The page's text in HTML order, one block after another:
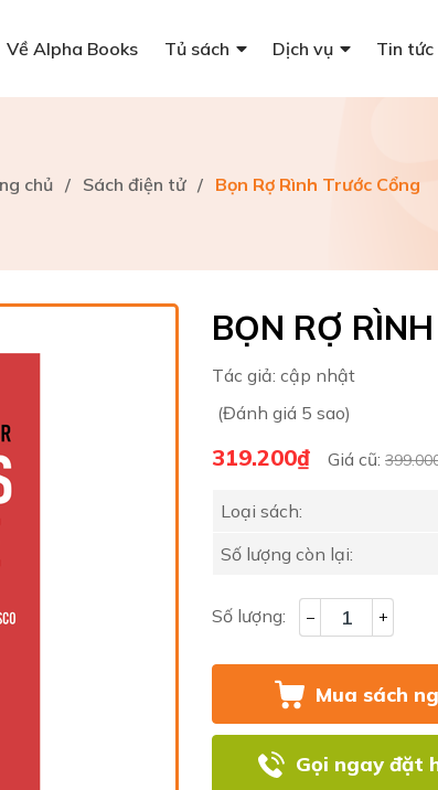
Về Alpha Books Tủ sách Dịch vụ Tin tức
chủ / Sách điện tử / Bọn Rợ Rình Trước Cổng
BỌN RỢ
Tác giả: cập nhật
(Đánh giá 5 sao)
319.200₫ Giá cũ:
Loại sách:
Số lượng còn lại:
Số lượng: – +
Mua sách
Gọi ngay đặt